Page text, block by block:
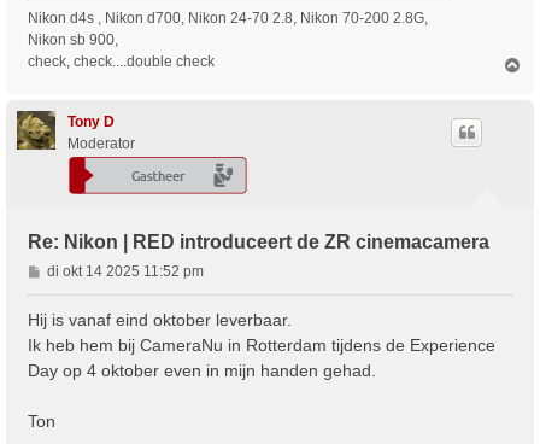
t
Nikon d4s , Nikon d700, Nikon 24-70 2.8, Nikon 70-200 2.8G,
Nikon sb 900,
check, check....double check
Tony D
Moderator
Re: Nikon | RED introduceert de ZR cinemacamera
B
e
r
h
di okt 14 2025 11:52 pm
Hij is vanaf eind oktober leverbaar.
Ik heb hem bij CameraNu in Rotterdam tijdens de Experience
Day op 4 oktober even in mijn handen gehad.
Ton